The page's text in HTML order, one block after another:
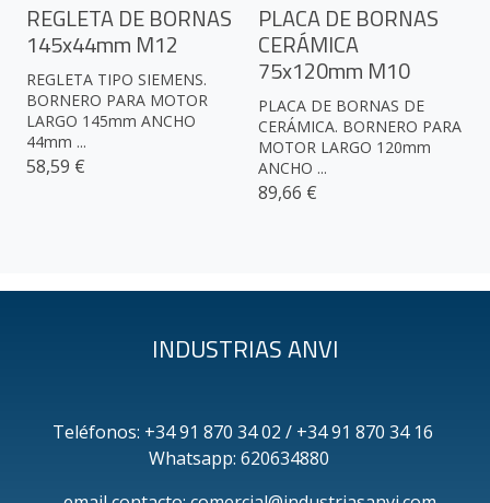
REGLETA DE BORNAS
145x44mm M12
REGLETA TIPO SIEMENS.
BORNERO PARA MOTOR
LARGO 145mm ANCHO
44mm ...
58,59 €
PLACA DE BORNAS
CERÁMICA
75x120mm M10
PLACA DE BORNAS DE
CERÁMICA. BORNERO PARA
MOTOR LARGO 120mm
ANCHO ...
89,66 €
INDUSTRIAS ANVI
Teléfonos: +34 91 870 34 02 / +34 91 870 34 16
Whatsapp: 620634880